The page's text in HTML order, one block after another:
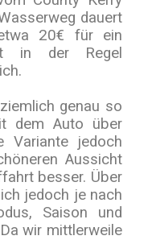
dauert
20€ für ein
in der Regel
genau so
dem Auto über
Variante jedoch
Aussicht
besser. Über
jedoch je nach
Saison und
wir mittlerweile